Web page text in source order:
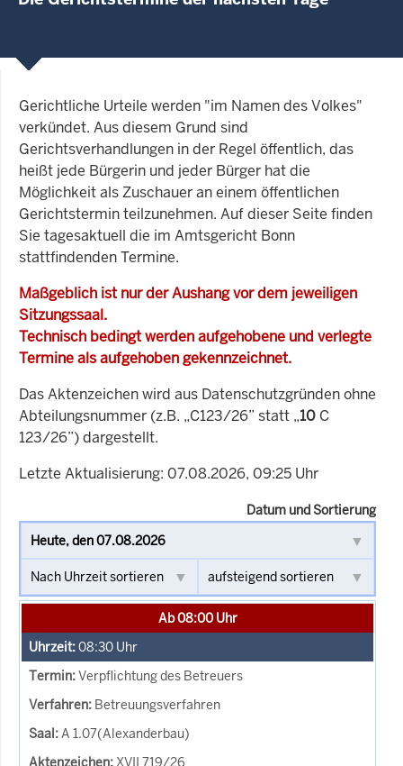
Gerichtliche Urteile werden "im Namen des Volkes"
verkündet. Aus diesem Grund sind
Gerichtsverhandlungen in der Regel öffentlich, das
heißt jede Bürgerin und jeder Bürger hat die
Möglichkeit als Zuschauer an einem öffentlichen
Gerichtstermin teilzunehmen. Auf dieser Seite finden
Sie tagesaktuell die im Amtsgericht Bonn
stattfindenden Termine.
Maßgeblich ist nur der Aushang vor dem jeweiligen
Sitzungssaal.
Technisch bedingt werden aufgehobene und verlegte
Termine als aufgehoben gekennzeichnet.
Das Aktenzeichen wird aus Datenschutzgründen ohne
Abteilungsnummer (z.B. „C123/26” statt „10 C
123/26”) dargestellt.
Letzte Aktualisierung: 07.08.2026, 09:25 Uhr
Datum und Sortierung
Ab 08:00 Uhr
08:30 Uhr
Verpflichtung des Betreuers
Betreuungsverfahren
A 1.07(Alexanderbau)
XVII 719/26